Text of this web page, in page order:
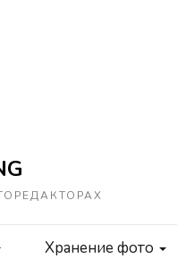
Хранение фото